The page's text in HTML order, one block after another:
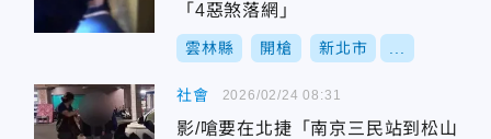
「4惡煞落網」
雲林縣 開槍 新北市
社會
影/嗆要在北捷「南京三民站到松山
2026/02/24 08:31